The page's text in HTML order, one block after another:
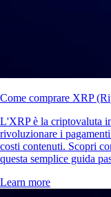
Come comprare XRP
L'XRP è la criptovaluta
rivoluzionare i
costi contenuti. Scopri
questa semplice guida
Learn more